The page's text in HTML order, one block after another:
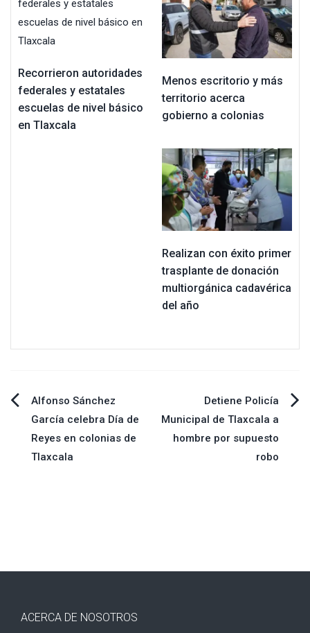
Recorrieron autoridades
federales y estatales
escuelas de nivel básico
en Tlaxcala
Menos escritorio y más
territorio acerca
gobierno a colonias
Realizan con éxito primer
trasplante de donación
multiorgánica cadavérica
del año
Navegación
de
Alfonso Sánchez
García celebra Día de
Reyes en colonias de
Tlaxcala
Detiene Policía
Municipal de Tlaxcala a
hombre por supuesto
robo
ACERCA DE NOSOTROS